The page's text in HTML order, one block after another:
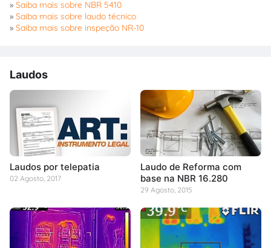
» Saiba mais sobre NBR 5410
» Saiba mais sobre laudo técnico
» Saiba mais sobre inspeção NR-10
Laudos
Laudos por telepatia
02 Agosto, 2017
Laudo de Reforma com
base na NBR 16.280
29 Agosto, 2015